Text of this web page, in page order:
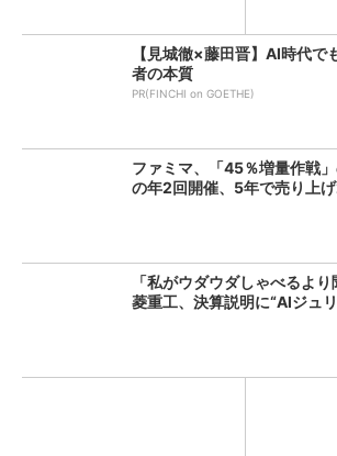
【見城徹×藤田晋】AI時代で
者の本質
PR(FINCHI on GOETHE)
ファミマ、「45％増量作戦
の年2回開催、5年で売り上
「私がウダウダしゃべるよ
菱重工、決算説明に“AIジュ